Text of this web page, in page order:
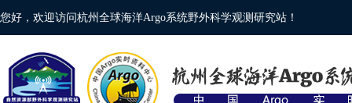
您好，欢迎访问杭州全球海洋Argo系统野外科学观测研究站！